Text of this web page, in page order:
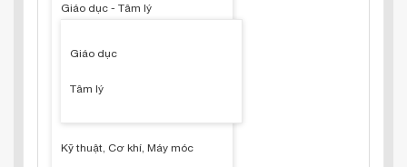
Giáo dục - Tâm lý
Giáo dục
Tâm lý
Kỹ thuật, Cơ khí, Máy móc